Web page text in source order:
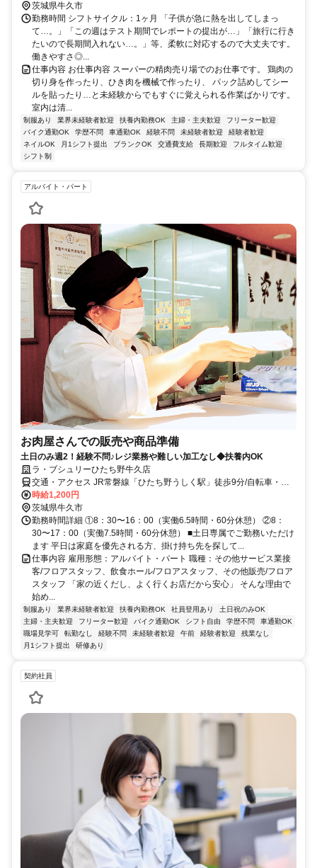
茨城県牛久市
勤務時間 シフトサイクル：1ヶ月 「子供が急に熱を出してしまっ
て…。」「この週はテスト期間でレポートの提出が…」「旅行に行き
たいので長期間入れない…。」等、柔軟に対応するので大丈夫です。
働きやすさ◎...
仕事内容 お仕事内容 スーパーの精肉売り場でのお仕事です。 鶏肉の
切り身を作ったり、ひき肉を機械で作ったり、 パック詰めしてシー
ルを貼ったり…と未経験からでもすぐに覚えられる作業ばかりです。
室内は清...
制服あり 業界未経験者歓迎 扶養内勤務OK 主婦・主夫歓迎
フリーター歓迎
バイク通勤OK
学歴不問 車通勤OK 経験不問 未経験者歓迎
経験者歓迎
ネイルOK
月1シフト提出 ブランクOK 交通費支給 長期歓迎
フルタイム歓迎
シフト制
アルバイト・パート
お肉屋さんでの販売や商品準備
土日のみ週2！経験不問♪レジ業務や難しい加工なし◆扶養内OK
ラ・ブシュリーひたち野牛久店
交通・アクセス JR常磐線「ひたち野うしく駅」徒歩9分/自転車・バ
イク・車通勤OK（フードスクエアカスミひたち野牛久店内）
時給1,200円
茨城県牛久市
勤務時間詳細 ①8：30〜16：00（実働6.5時間・60分休憩） ②8：
30〜17：00（実働7.5時間・60分休憩） ■土日専属でご勤務いただけ
ます 平日は家庭を優先される方、掛け持ち先を探して...
仕事内容 雇用形態：アルバイト・パート 職種：その他サービス業接
客/フロアスタッフ、飲食ホール/フロアスタッフ、その他販売/フロア
スタッフ 「家の近くだし、よく行くお店だから安心」 そんな理由で
始め...
制服あり 業界未経験者歓迎 扶養内勤務OK 社員登用あり
土日祝のみOK
主婦・主夫歓迎
フリーター歓迎 バイク通勤OK シフト自由 学歴不問
車通勤OK
職場見学可
転勤なし 経験不問 未経験者歓迎 午前 経験者歓迎
残業なし
月1シフト提出
研修あり
契約社員